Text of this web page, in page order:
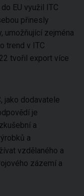
EU využil ITC
přinesly
umožňující zejména
trend v ITC
tvořil export více
jako dodavatele
je
a
a
vzdělaného a
zázemí a